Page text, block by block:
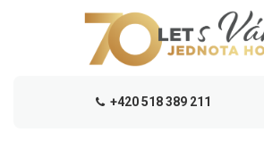
+420 518 389 211